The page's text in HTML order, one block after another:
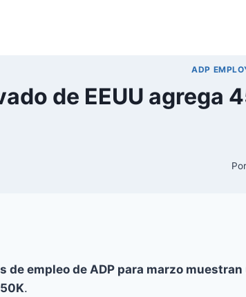
ADP
de EEUU agrega
Por
de empleo de ADP para marzo
.